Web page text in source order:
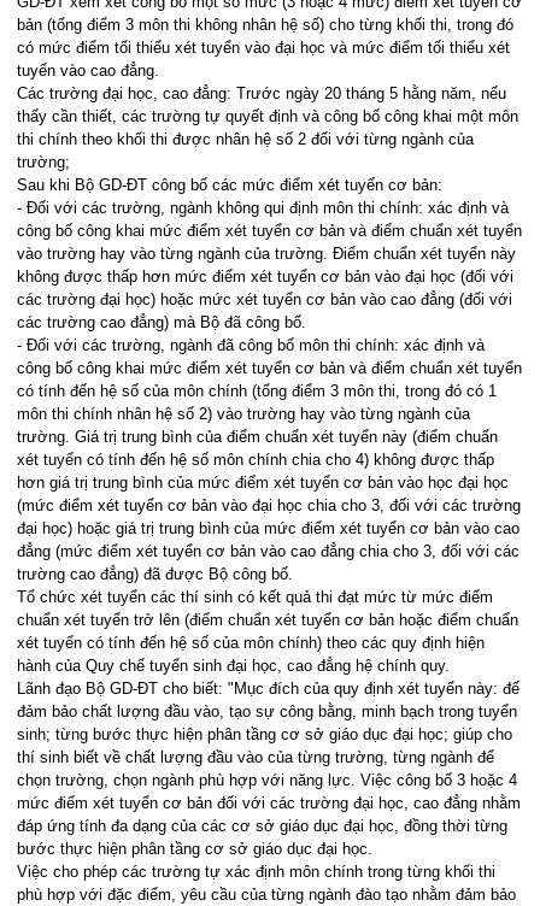
bản (tổng điểm 3 môn thi không nhân hệ số) cho từng khối thi, trong đó
có mức điểm tối thiểu xét tuyển vào đại học và mức điểm tối thiểu xét
tuyển vào cao đẳng.
Các trường đại học, cao đẳng: Trước ngày 20 tháng 5 hằng năm, nếu
thấy cần thiết, các trường tự quyết định và công bố công khai một môn
thi chính theo khối thi được nhân hệ số 2 đối với từng ngành của
trường;
Sau khi Bộ GD-ĐT công bố các mức điểm xét tuyển cơ bản:
​- Đối với các trường, ngành không qui định môn thi chính: xác định và
công bố công khai mức điểm xét tuyển cơ bản và điểm chuẩn xét tuyển
vào trường hay vào từng ngành của trường. Điểm chuẩn xét tuyển này
không được thấp hơn mức điểm xét tuyển cơ bản vào đại học (đối với
các trường đại học) hoặc mức xét tuyển cơ bản vào cao đẳng (đối với
các trường cao đẳng) mà Bộ đã công bố.
​- Đối với các trường, ngành đã công bố môn thi chính: xác định và
công bố công khai mức điểm xét tuyển cơ bản và điểm chuẩn xét tuyển
có tính đến hệ số của môn chính (tổng điểm 3 môn thi, trong đó có 1
môn thi chính nhân hệ số 2) vào trường hay vào từng ngành của
trường. Giá trị trung bình của điểm chuẩn xét tuyển này (điểm chuẩn
xét tuyển có tính đến hệ số môn chính chia cho 4) không được thấp
hơn giá trị trung bình của mức điểm xét tuyển cơ bản vào học đại học
(mức điểm xét tuyển cơ bản vào đại học chia cho 3, đối với các trường
đại học) hoặc giá trị trung bình của mức điểm xét tuyển cơ bản vào cao
đẳng (mức điểm xét tuyển cơ bản vào cao đẳng chia cho 3, đối với các
trường cao đẳng) đã được Bộ công bố.
Tổ chức xét tuyển các thí sinh có kết quả thi đạt mức từ mức điểm
chuẩn xét tuyển trở lên (điểm chuẩn xét tuyển cơ bản hoặc điểm chuẩn
xét tuyển có tính đến hệ số của môn chính) theo các quy định hiện
hành của Quy chế tuyển sinh đại học, cao đẳng hệ chính quy.
Lãnh đạo Bộ GD-ĐT cho biết: "Mục đích của quy định xét tuyển này: để
đảm bảo chất lượng đầu vào, tạo sự công bằng, minh bạch trong tuyển
sinh; từng bước thực hiện phân tầng cơ sở giáo dục đại học; giúp cho
thí sinh biết về chất lượng đầu vào của từng trường, từng ngành để
chọn trường, chọn ngành phù hợp với năng lực. Việc công bố 3 hoặc 4
mức điểm xét tuyển cơ bản đối với các trường đại học, cao đẳng nhằm
đáp ứng tính đa dạng của các cơ sở giáo dục đại học, đồng thời từng
bước thực hiện phân tầng cơ sở giáo dục đại học.
Việc cho phép các trường tự xác định môn chính trong từng khối thi
phù hợp với đặc điểm, yêu cầu của từng ngành đào tạo nhằm đảm bảo